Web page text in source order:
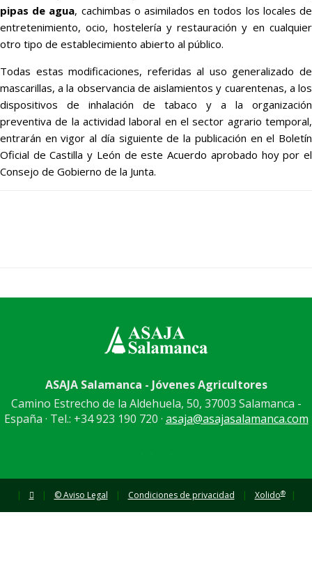
pipas de agua, cachimbas o asimilados en todos los locales de
entretenimiento, ocio, hostelería y restauración y en cualquier
otro tipo de establecimiento abierto al público.
Todas estas modificaciones, referidas al uso generalizado de
mascarillas, a la observancia de aislamientos y cuarentenas, a los
dispositivos de inhalación de tabaco y a la organización
preventiva de la actividad laboral en el sector agrario temporal,
entrarán en vigor al día siguiente de la publicación en el Boletín
Oficial de Castilla y León de este Acuerdo aprobado hoy por el
Consejo de Gobierno de la Junta.
ASAJA Salamanca - Jóvenes Agricultores
Camino Estrecho de la Aldehuela, 50, 37003 Salamanca -
España · Tel.: +34 923 190 720 · asaja@asajasalamanca.com
| | © Aviso Legal | Condiciones de privacidad | Xolido® |